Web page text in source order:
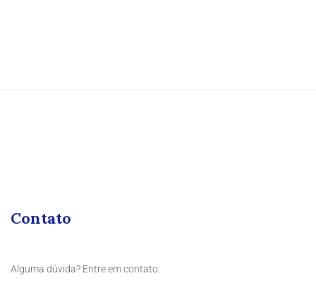
Contato
Alguma dúvida? Entre em contato: